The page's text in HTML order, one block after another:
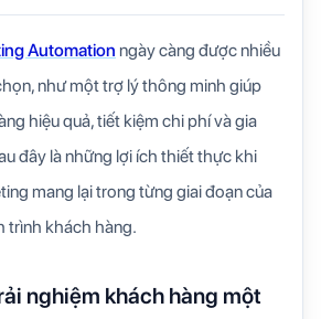
Automation ngày càng được nhiều
như một trợ lý thông minh giúp
hiệu quả, tiết kiệm chi phí và gia
đây là những lợi ích thiết thực khi
mang lại trong từng giai đoạn của
trình khách hàng.
nghiệm khách hàng một